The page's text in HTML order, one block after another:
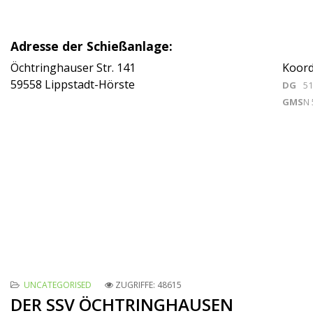
Adresse der Schießanlage:
Öchtringhauser Str. 141
59558 Lippstadt-Hörste
DG
GMSN
UNCATEGORISED ZUGRIFFE: 48615
DER SSV ÖCHTRINGHAUSEN